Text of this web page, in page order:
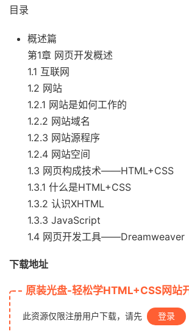
目录
概述篇
第1章 网页开发概述
1.1 互联网
1.2 网站
1.2.1 网站是如何工作的
1.2.2 网站域名
1.2.3 网站源程序
1.2.4 网站空间
1.3 网页构成技术——HTML+CSS
1.3.1 什么是HTML+CSS
1.3.2 认识XHTML
1.3.3 JavaScript
1.4 网页开发工具——Dreamweaver
下载地址
原装光盘-轻松学HTML+CSS网站
此资源仅限注册用户下载，请先 登录